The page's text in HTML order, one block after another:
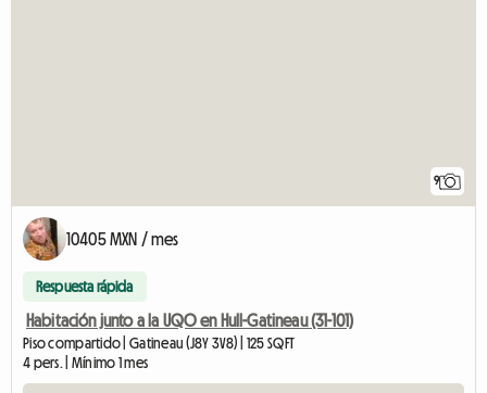
9
10405 MXN / mes
Respuesta rápida
Habitación junto a la UQO en Hull-Gatineau (31-101)
Piso compartido | Gatineau (J8Y 3V8) | 125 SQFT
4 pers. | Mínimo 1 mes